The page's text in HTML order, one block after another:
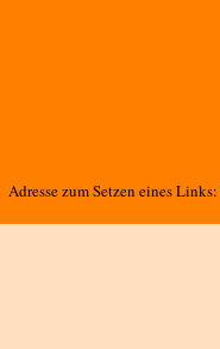
Adresse zum Setzen eines Links: